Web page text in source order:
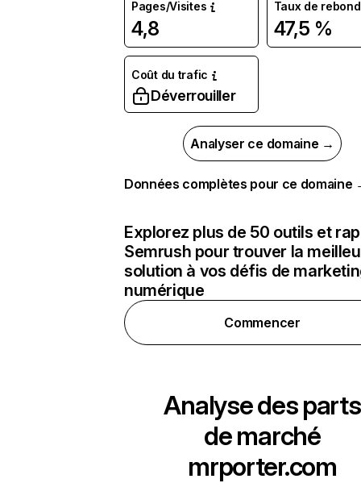
Pages/Visites
4,8
Taux de rebond
47,5 %
Coût du trafic
Déverrouiller
Analyser ce domaine →
Données complètes pour ce domaine
Explorez plus de 50 outils et
Semrush pour trouver la
solution à vos défis de
numérique
Commencer
Analyse des parts
de marché
mrporter.com